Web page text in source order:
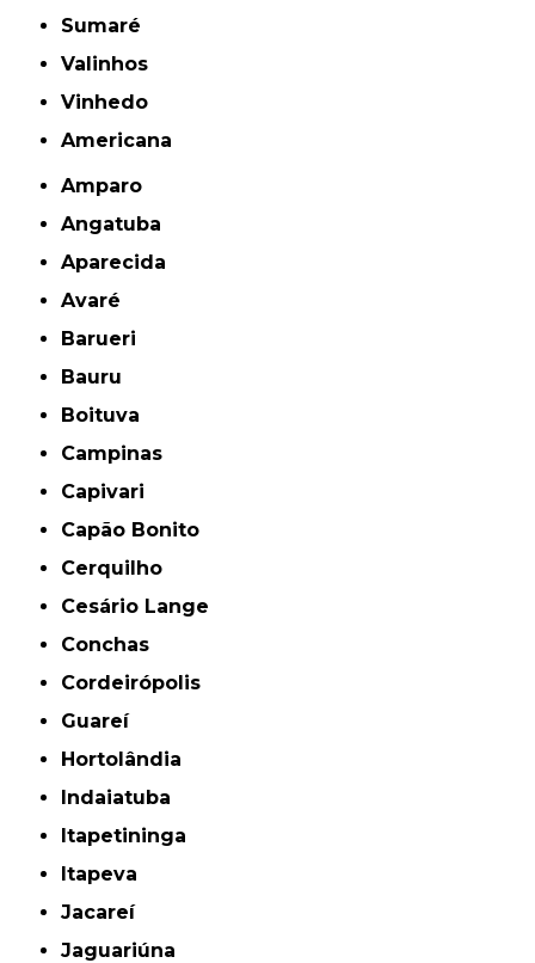
Sumaré
Valinhos
Vinhedo
americana
Amparo
Angatuba
Aparecida
Avaré
Barueri
Bauru
Boituva
Campinas
Capivari
Capão Bonito
Cerquilho
Cesário Lange
Conchas
Cordeirópolis
Guareí
Hortolândia
Indaiatuba
Itapetininga
Itapeva
Jacareí
Jaguariúna